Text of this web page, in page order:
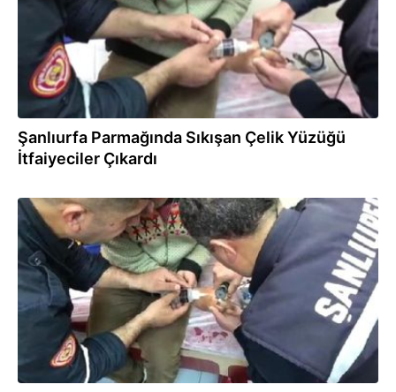
Şanlıurfa Parmağında Sıkışan Çelik Yüzüğü
İtfaiyeciler Çıkardı
09.04.2019